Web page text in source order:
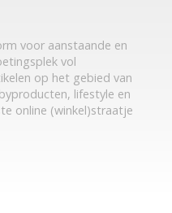
voor aanstaande en
vol
op het gebied van
lifestyle en
online (winkel)straatje